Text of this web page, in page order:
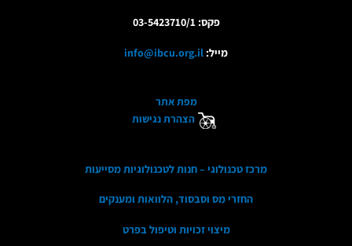
פקס: 03-5423710/1
מייל: info@ibcu.org.il
מפת אתר
הצהרת נגישות
מרכז טכנולוגי – חנות לטכנולוגיות מסייעות
החזרי מס וסבסוד, הלוואות ומענקים
מיצוי זכויות וטיפול בפרט